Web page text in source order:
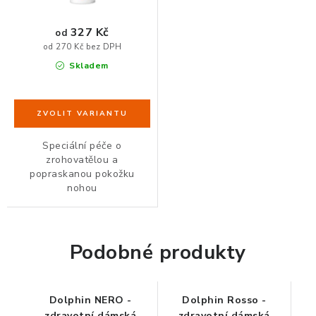
ZDRAVÁ KANCELÁŘ
ČISTIČKY VZDUCHU
O nákupu Reklamace, výměna a vrácení
Naše realizace, inspirace a návody
Skladem
od 270 Kč bez DPH
od 327 Kč
Speciální péče o
zrohovatělou a
popraskanou pokožku
nohou
Podobné produkty
Dolphin NERO -
Dolphin Rosso -